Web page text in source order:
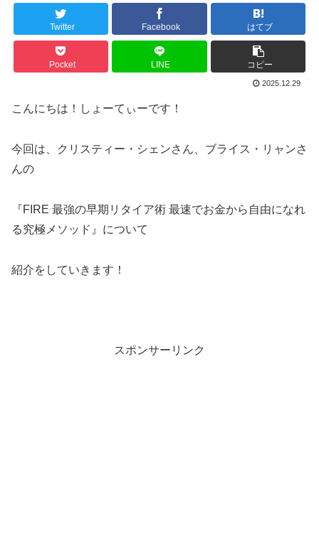
Twitter Facebook はてブ
Pocket LINE コピー
2025.12.29
こんにちは！しょーてぃーです！
今回は、クリスティー・シェンさん、ブライス・リャンさ
んの
『FIRE 最強の早期リタイア術 最速でお金から自由になれ
る究極メソッド』について
紹介をしていきます！
スポンサーリンク